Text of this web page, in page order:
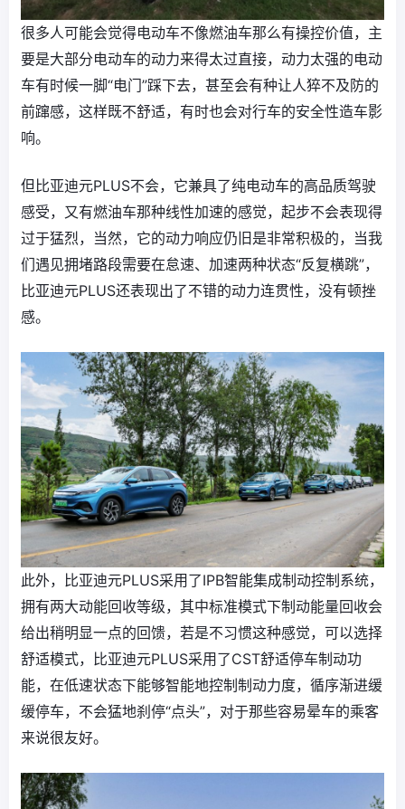
很多人可能会觉得电动车不像燃油车那么有操控价值，主
要是大部分电动车的动力来得太过直接，动力太强的电动
车有时候一脚“电门”踩下去，甚至会有种让人猝不及防的
前蹿感，这样既不舒适，有时也会对行车的安全性造车影
响。
但比亚迪元PLUS不会，它兼具了纯电动车的高品质驾驶
感受，又有燃油车那种线性加速的感觉，起步不会表现得
过于猛烈，当然，它的动力响应仍旧是非常积极的，当我
们遇见拥堵路段需要在怠速、加速两种状态“反复横跳”，
比亚迪元PLUS还表现出了不错的动力连贯性，没有顿挫
感。
此外，比亚迪元PLUS采用了IPB智能集成制动控制系统，
拥有两大动能回收等级，其中标准模式下制动能量回收会
给出稍明显一点的回馈，若是不习惯这种感觉，可以选择
舒适模式，比亚迪元PLUS采用了CST舒适停车制动功
能，在低速状态下能够智能地控制制动力度，循序渐进缓
缓停车，不会猛地刹停“点头”，对于那些容易晕车的乘客
来说很友好。